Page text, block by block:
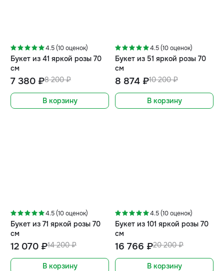
4.5 (10 оценок)
Букет из 41 яркой розы 70
см
8 200 ₽
7 380 ₽
В корзину
4.5 (10 оценок)
Букет из 51 яркой розы 70
см
10 200 ₽
8 874 ₽
В корзину
4.5 (10 оценок)
Букет из 71 яркой розы 70
см
14 200 ₽
12 070 ₽
В корзину
4.5 (10 оценок)
Букет из 101 яркой розы 70
см
20 200 ₽
16 766 ₽
В корзину